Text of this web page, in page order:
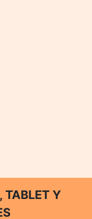
TABLET Y